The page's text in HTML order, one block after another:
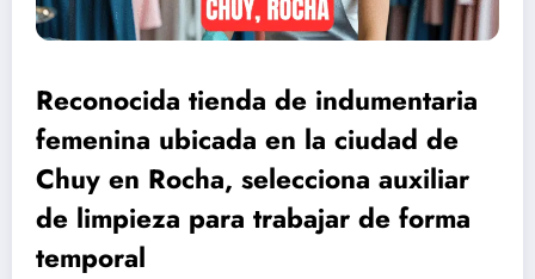
Reconocida tienda de indumentaria
femenina ubicada en la ciudad de
Chuy en Rocha, selecciona auxiliar
de limpieza para trabajar de forma
temporal